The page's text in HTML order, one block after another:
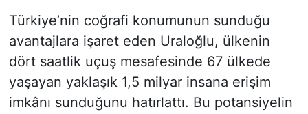
Türkiye’nin coğrafi konumunun sunduğu
avantajlara işaret eden Uraloğlu, ülkenin
dört saatlik uçuş mesafesinde 67 ülkede
yaşayan yaklaşık 1,5 milyar insana erişim
imkânı sunduğunu hatırlattı. Bu potansiyelin